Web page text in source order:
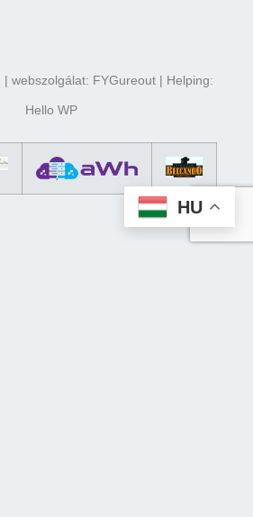
| webszolgálat: FYGureout | Helping:
Hello WP
HU